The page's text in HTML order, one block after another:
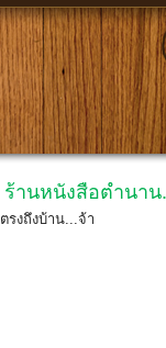
ร้านหนังสือตำนาน
ตรงถึงบ้าน...จ้า